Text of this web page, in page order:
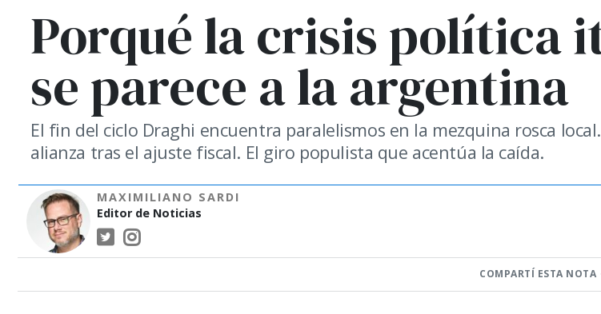
Porqué la crisis política
se parece a la argentina
El fin del ciclo Draghi encuentra paralelismos en la mezquina rosca
alianza tras el ajuste fiscal. El giro populista que acentúa la caída.
MAXIMILIANO SARDI
Editor de Noticias
COMPARTÍ ESTA NOTA